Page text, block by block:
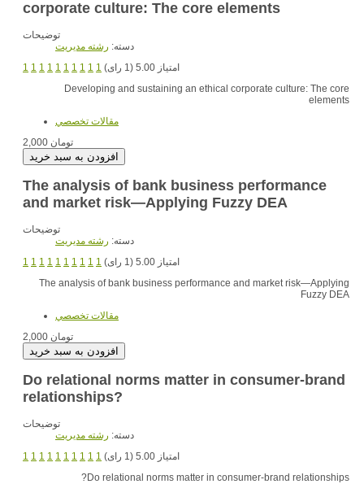
corporate culture: The core elements
توضیحات
دسته: رشته مديريت
1 1 1 1 1 1 1 1 1 1
امتیاز 5.00 (1 رای)
Developing and sustaining an ethical corporate culture: The core
elements
مقالات تخصصي
2,000 تومان
The analysis of bank business performance
and market risk—Applying Fuzzy DEA
توضیحات
دسته: رشته مديريت
1 1 1 1 1 1 1 1 1 1
امتیاز 5.00 (1 رای)
The analysis of bank business performance and market risk—Applying
Fuzzy DEA
مقالات تخصصي
2,000 تومان
Do relational norms matter in consumer-brand
relationships?
توضیحات
دسته: رشته مديريت
1 1 1 1 1 1 1 1 1 1
امتیاز 5.00 (1 رای)
Do relational norms matter in consumer-brand relationships?